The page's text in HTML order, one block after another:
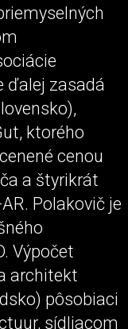
ďalej zasadá
ktorého
cenou
a štyrikrát
Polakovič je
Výpočet
architekt
pôsobiaci
sídliacom